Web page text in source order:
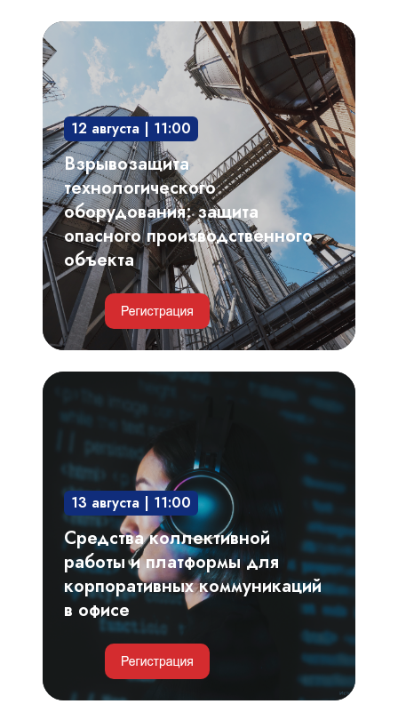
Взрывозащита
технологического
оборудования:
защита
опасного
производственного
объекта
12 августа | 11:00
Взрывозащита
технологического
оборудования: защита
опасного производственного
объекта
Средства
коллективной
платформы
для
корпоративных
коммуникаций
офисе
13 августа | 11:00
Средства коллективной
работы и платформы для
корпоративных коммуникаций
в офисе